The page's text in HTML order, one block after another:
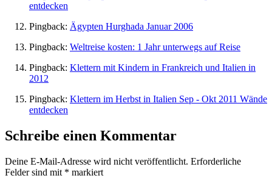
entdecken
Pingback: Ägypten Hurghada Januar 2006
Pingback: Weltreise kosten: 1 Jahr unterwegs auf Reise
Pingback: Klettern mit Kindern in Frankreich und Italien in
2012
Pingback: Klettern im Herbst in Italien Sep - Okt 2011 Wände
entdecken
Schreibe einen Kommentar
Deine E-Mail-Adresse wird nicht veröffentlicht. Erforderliche
Felder sind mit * markiert